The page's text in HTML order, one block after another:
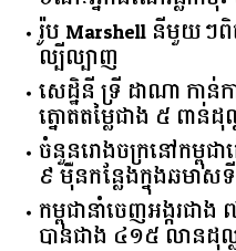
រ៉ូប Marshell នីមួយៗ
ល្បីល្បាញ
សេដ្ឋិនី ទ្រី ដាណា កា
ត្នោតតម្លៃជាង ៥ ពាន់ដុល្
ចំនួន​រោងចក្រ​នៅ​កម្ពុជា​
៩​ ​ម៉ឺន​កន្លែង​ក្នុង​ឆមាស​
កម្ពុជានាំចេញអង្ករជ
បានជាង ៤១៥ លានដុល្ល